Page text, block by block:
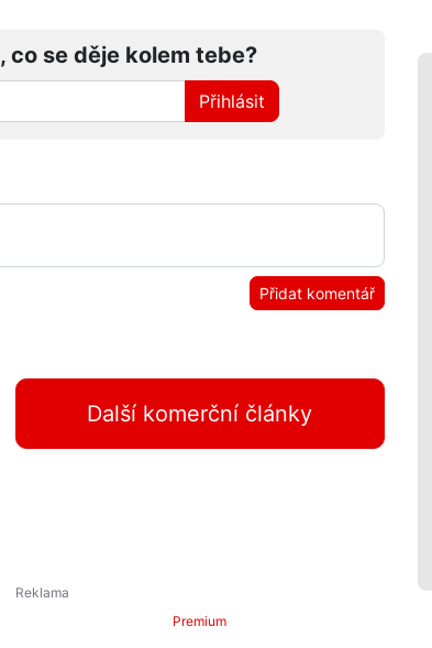
co se děje kolem tebe?
Přihlásit
Přidat komentář
Další komerční články
Premium